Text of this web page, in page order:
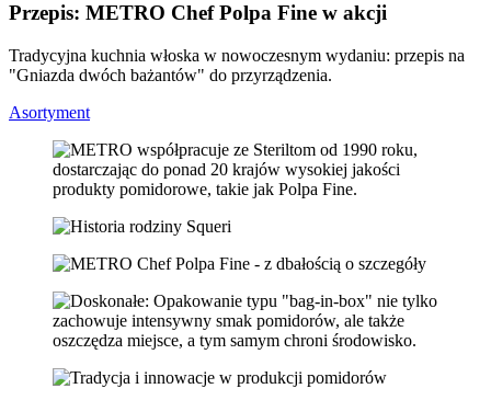
Przepis: METRO Chef Polpa Fine w akcji
Tradycyjna kuchnia włoska w nowoczesnym wydaniu: przepis na
"Gniazda dwóch bażantów" do przyrządzenia.
Asortyment